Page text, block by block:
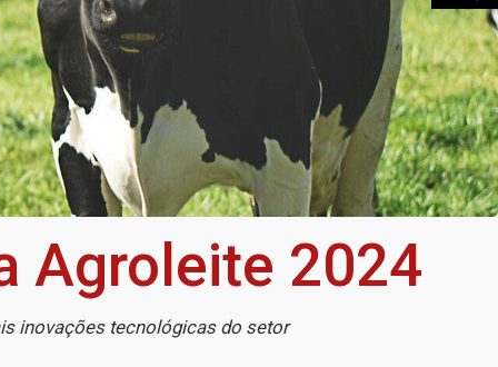
Agroleite 2024
inovações tecnológicas do setor